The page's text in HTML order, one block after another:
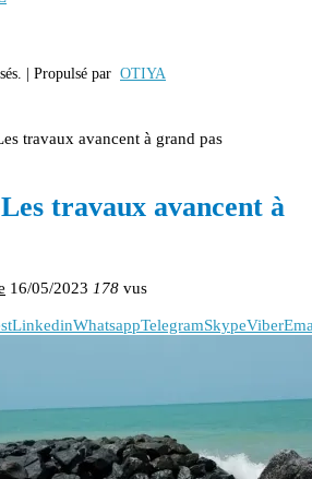
| Propulsé par OTIYA
travaux avancent à grand pas
travaux avancent à
16/05/2023 178 vus
LinkedinWhatsappTelegramSkypeViber